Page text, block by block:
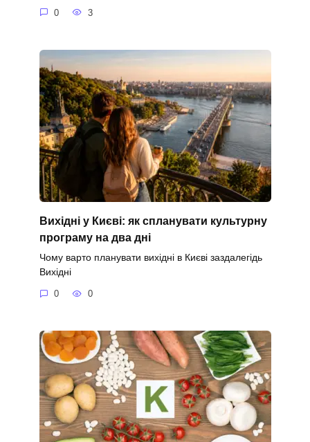
0 3
Вихідні у Києві: як спланувати культурну
програму на два дні
Чому варто планувати вихідні в Києві заздалегідь
Вихідні
0 0